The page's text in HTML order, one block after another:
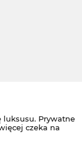
luksusu. Prywatne
czeka na